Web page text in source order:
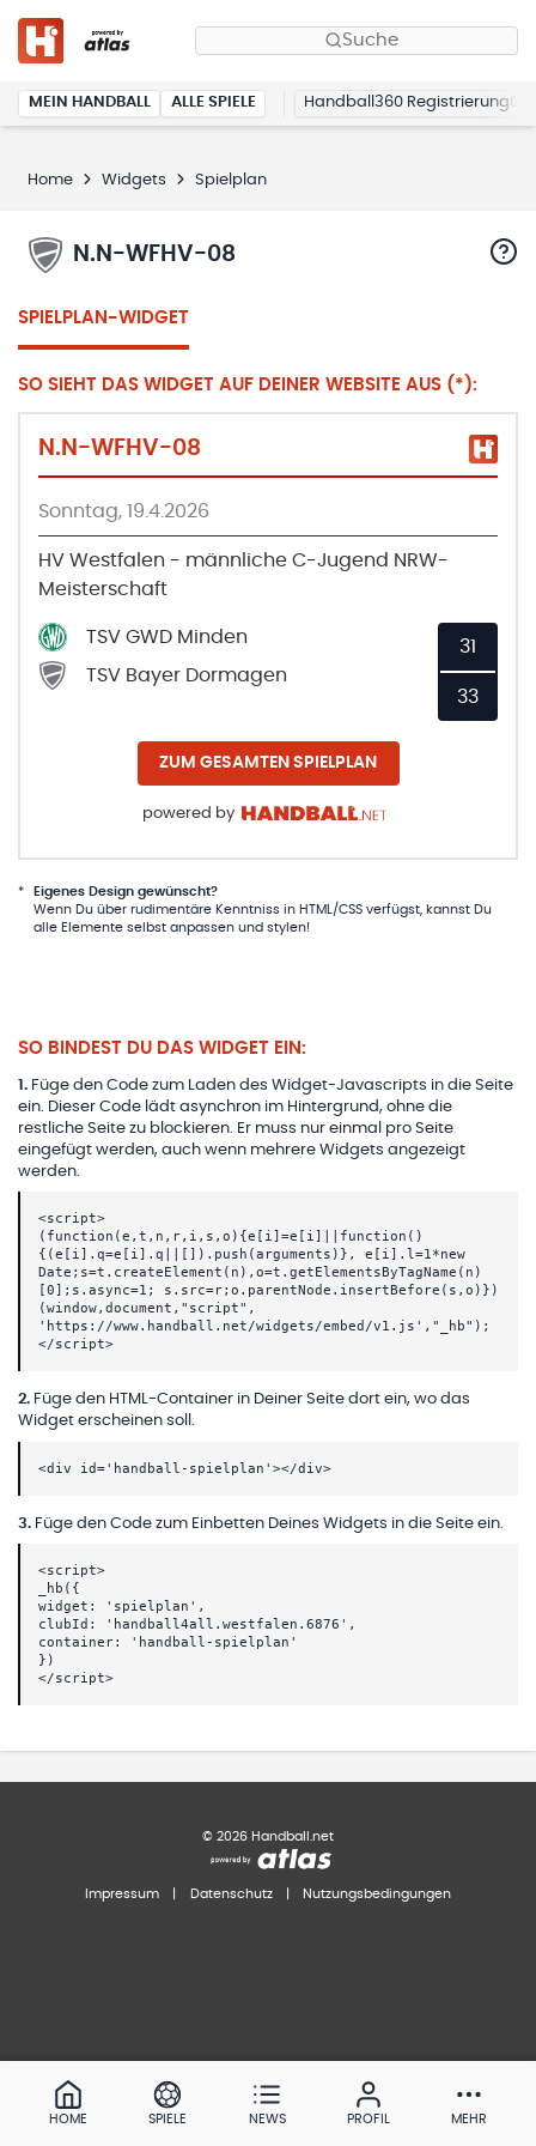
Suche
MEIN HANDBALL ALLE SPIELE Handball360 Registrierung
Home Widgets Spielplan
N.N-WFHV-08
SPIELPLAN-WIDGET
SO SIEHT DAS WIDGET AUF DEINER WEBSITE AUS (*):
N.N-WFHV-08
Sonntag, 19.4.2026
HV Westfalen - männliche C-Jugend NRW-
Meisterschaft
TSV GWD Minden
TSV Bayer Dormagen
31
33
ZUM GESAMTEN SPIELPLAN
powered by
*
Eigenes Design gewünscht?
Wenn Du über rudimentäre Kenntniss in HTML/CSS verfügst, kannst Du
alle Elemente selbst anpassen und stylen!
SO BINDEST DU DAS WIDGET EIN:
1 . Füge den Code zum Laden des Widget-Javascripts in die Seite
ein. Dieser Code lädt asynchron im Hintergrund, ohne die
restliche Seite zu blockieren. Er muss nur einmal pro Seite
eingefügt werden, auch wenn mehrere Widgets angezeigt
werden.
<script>
(function(e,t,n,r,i,s,o){e[i]=e[i]||function()
{(e[i].q=e[i].q||[]).push(arguments)}, e[i].l=1*new
Date;s=t.createElement(n),o=t.getElementsByTagName(n)
[0];s.async=1; s.src=r;o.parentNode.insertBefore(s,o)})
(window,document,"script",
'https://www.handball.net/widgets/embed/v1.js',"_hb");
</script>
2. Füge den HTML-Container in Deiner Seite dort ein, wo das
Widget erscheinen soll.
<div id='handball-spielplan'></div>
3. Füge den Code zum Einbetten Deines Widgets in die Seite ein.
<script>
_hb({
widget: 'spielplan',
clubId: 'handball4all.westfalen.6876',
container: 'handball-spielplan'
})
</script>
© 2026 Handball.net
Impressum Datenschutz Nutzungsbedingungen
HOME SPIELE NEWS PROFIL MEHR